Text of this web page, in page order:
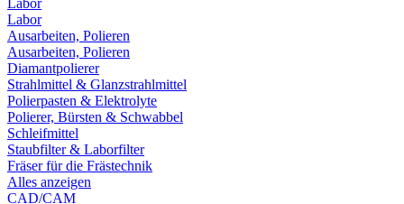
Labor
Labor
Ausarbeiten, Polieren
Ausarbeiten, Polieren
Diamantpolierer
Strahlmittel & Glanzstrahlmittel
Polierpasten & Elektrolyte
Polierer, Bürsten & Schwabbel
Schleifmittel
Staubfilter & Laborfilter
Fräser für die Frästechnik
Alles anzeigen
CAD/CAM